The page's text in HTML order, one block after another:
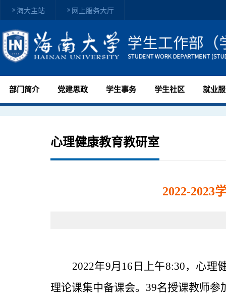
海大主站 网上服务大厅
部门简介 党建思政 学生事务 学生社区 就业
心理健康教育教研室
2022-2023
2022年9月16日上午8:30，心理
理论课集中备课会。39名授课教师